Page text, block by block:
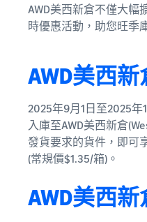
AWD美西新倉不僅大幅
時優惠活動，助您旺季
AWD美西
2025年9月1日至2025年
入庫至AWD美西新倉
發貨要求的貨件，即可
(常規價$1.35/箱)。
AWD美西